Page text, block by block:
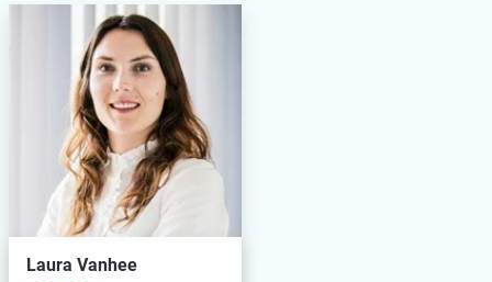
Laura Vanhee